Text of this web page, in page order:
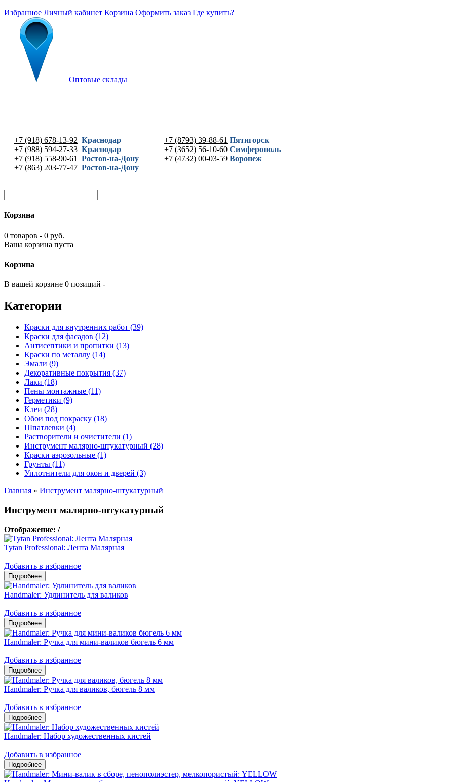
Избранное Личный кабинет Корзина Оформить заказ Где купить?
Оптовые склады
+7 (918) 678-13-92 Краснодар
+7 (988) 594-27-33 Краснодар
+7 (918) 558-90-61
Ростов-на-Дону
+7 (863) 203-77-47 Ростов-на-Дону
+7 (8793) 39-88-61 Пятигорск
+7 (3652) 56-10-60 Симферополь
+7 (4732) 00-03-59 Воронеж
Корзина
0 товаров - 0 руб.
Ваша корзина пуста
Корзина
В вашей корзине 0 позиций -
Категории
Краски для внутренних работ (39)
Краски для фасадов (12)
Антисептики и пропитки (13)
Краски по металлу (14)
Эмали (9)
Декоративные покрытия (37)
Лаки (18)
Пены монтажные (11)
Герметики (9)
Клеи (28)
Обои под покраску (18)
Шпатлевки (4)
Растворители и очистители (1)
Инструмент малярно-штукатурный (28)
Краски аэрозольные (1)
Грунты (11)
Уплотнители для окон и дверей (3)
Главная » Инструмент малярно-штукатурный
Инструмент малярно-штукатурный
Отображение: /
Tytan Professional: Лента Малярная
Добавить в избранное
Handmaler: Удлинитель для валиков
Добавить в избранное
Handmaler: Ручка для мини-валиков бюгель 6 мм
Добавить в избранное
Handmaler: Ручка для валиков, бюгель 8 мм
Добавить в избранное
Handmaler: Набор художественных кистей
Добавить в избранное